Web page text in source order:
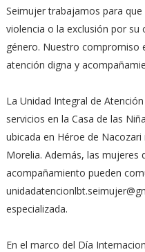
Seimujer trabajamos para
violencia o la exclusión por su
género. Nuestro compromiso
atención digna y
La Unidad Integral de
servicios en la Casa de las
ubicada en Héroe de
Morelia. Además, las mujeres
acompañamiento pueden
especializada.
En el marco del Día